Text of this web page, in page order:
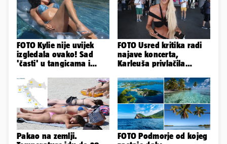
FOTO Kylie nije uvijek
izgledala ovako! Sad
'časti' u tangicama i
nož'...
FOTO Usred kritika radi
najave koncerta,
Karleuša privlačila
aerodromu
Pakao na zemlji.
FOTO Podmorje od kojeg